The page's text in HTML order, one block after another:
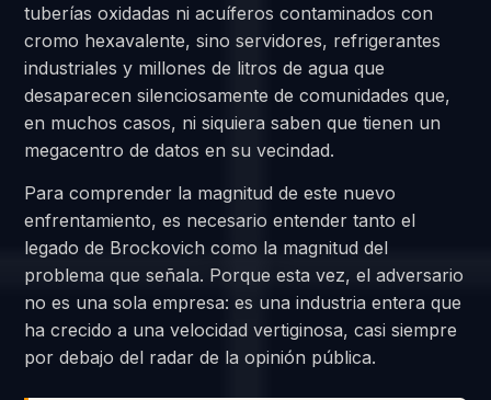
tuberías oxidadas ni acuíferos contaminados con
cromo hexavalente, sino servidores, refrigerantes
industriales y millones de litros de agua que
desaparecen silenciosamente de comunidades que,
en muchos casos, ni siquiera saben que tienen un
megacentro de datos en su vecindad.
Para comprender la magnitud de este nuevo
enfrentamiento, es necesario entender tanto el
legado de Brockovich como la magnitud del
problema que señala. Porque esta vez, el adversario
no es una sola empresa: es una industria entera que
ha crecido a una velocidad vertiginosa, casi siempre
por debajo del radar de la opinión pública.